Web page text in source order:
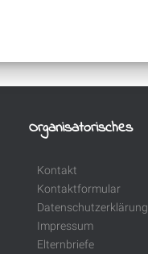
Organisatorisches
Kontakt
Kontaktformular
Datenschutzerklärung
Impressum
Elternbriefe